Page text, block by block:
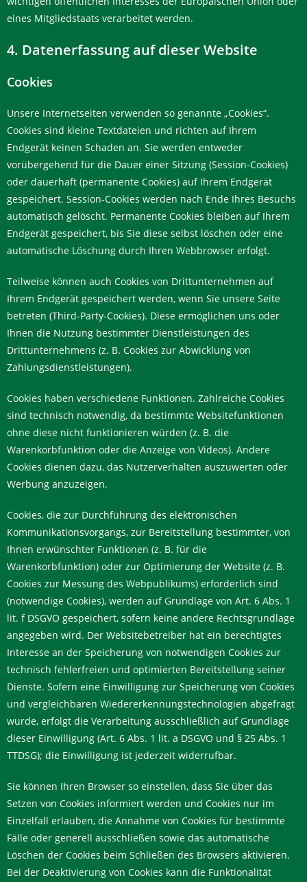
eines Mitgliedstaats verarbeitet werden.
4. Datenerfassung auf dieser Website
Cookies
Unsere Internetseiten verwenden so genannte „Cookies“.
Cookies sind kleine Textdateien und richten auf Ihrem
Endgerät keinen Schaden an. Sie werden entweder
vorübergehend für die Dauer einer Sitzung (Session-Cookies)
oder dauerhaft (permanente Cookies) auf Ihrem Endgerät
gespeichert. Session-Cookies werden nach Ende Ihres Besuchs
automatisch gelöscht. Permanente Cookies bleiben auf Ihrem
Endgerät gespeichert, bis Sie diese selbst löschen oder eine
automatische Löschung durch Ihren Webbrowser erfolgt.
Teilweise können auch Cookies von Drittunternehmen auf
Ihrem Endgerät gespeichert werden, wenn Sie unsere Seite
betreten (Third-Party-Cookies). Diese ermöglichen uns oder
Ihnen die Nutzung bestimmter Dienstleistungen des
Drittunternehmens (z. B. Cookies zur Abwicklung von
Zahlungsdienstleistungen).
Cookies haben verschiedene Funktionen. Zahlreiche Cookies
sind technisch notwendig, da bestimmte Websitefunktionen
ohne diese nicht funktionieren würden (z. B. die
Warenkorbfunktion oder die Anzeige von Videos). Andere
Cookies dienen dazu, das Nutzerverhalten auszuwerten oder
Werbung anzuzeigen.
Cookies, die zur Durchführung des elektronischen
Kommunikationsvorgangs, zur Bereitstellung bestimmter, von
Ihnen erwünschter Funktionen (z. B. für die
Warenkorbfunktion) oder zur Optimierung der Website (z. B.
Cookies zur Messung des Webpublikums) erforderlich sind
(notwendige Cookies), werden auf Grundlage von Art. 6 Abs. 1
lit. f DSGVO gespeichert, sofern keine andere Rechtsgrundlage
angegeben wird. Der Websitebetreiber hat ein berechtigtes
Interesse an der Speicherung von notwendigen Cookies zur
technisch fehlerfreien und optimierten Bereitstellung seiner
Dienste. Sofern eine Einwilligung zur Speicherung von Cookies
und vergleichbaren Wiedererkennungstechnologien abgefragt
wurde, erfolgt die Verarbeitung ausschließlich auf Grundlage
dieser Einwilligung (Art. 6 Abs. 1 lit. a DSGVO und § 25 Abs. 1
TTDSG); die Einwilligung ist jederzeit widerrufbar.
Sie können Ihren Browser so einstellen, dass Sie über das
Setzen von Cookies informiert werden und Cookies nur im
Einzelfall erlauben, die Annahme von Cookies für bestimmte
Fälle oder generell ausschließen sowie das automatische
Löschen der Cookies beim Schließen des Browsers aktivieren.
Bei der Deaktivierung von Cookies kann die Funktionalität